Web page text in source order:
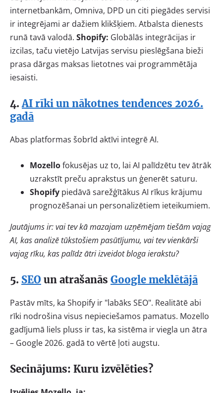
internetbankām, Omniva, DPD un citi piegādes servisi
ir integrējami ar dažiem klikšķiem. Atbalsta dienests
runā tavā valodā. Shopify: Globālās integrācijas ir
izcilas, taču vietējo Latvijas servisu pieslēgšana bieži
prasa dārgas maksas lietotnes vai programmētāja
iesaisti.
4.AI rīki un nākotnes tendences 2026.
gadā
Abas platformas šobrīd aktīvi integrē AI.
Mozellofokusējas uz to, lai AI palīdzētu tev ātrāk
uzrakstīt preču aprakstus un ģenerēt saturu.
Shopify piedāvā sarežģītākus AI rīkus krājumu
prognozēšanai un personalizētiem ieteikumiem.
Jautājums ir: vai tev kā mazajam uzņēmējam tiešām vajag
AI, kas analizē tūkstošiem pasūtījumu, vai tev vienkārši
vajag rīku, kas palīdz ātri izveidot bloga ierakstu?
5. SEO un atrašanās Google meklētājā
Pastāv mīts, ka Shopify ir "labāks SEO". Realitātē abi
rīki nodrošina visus nepieciešamos pamatus. Mozello
gadījumā liels pluss ir tas, ka sistēma ir viegla un ātra
– Google 2026. gadā to vērtē ļoti augstu.
Secinājums: Kuru izvēlēties?